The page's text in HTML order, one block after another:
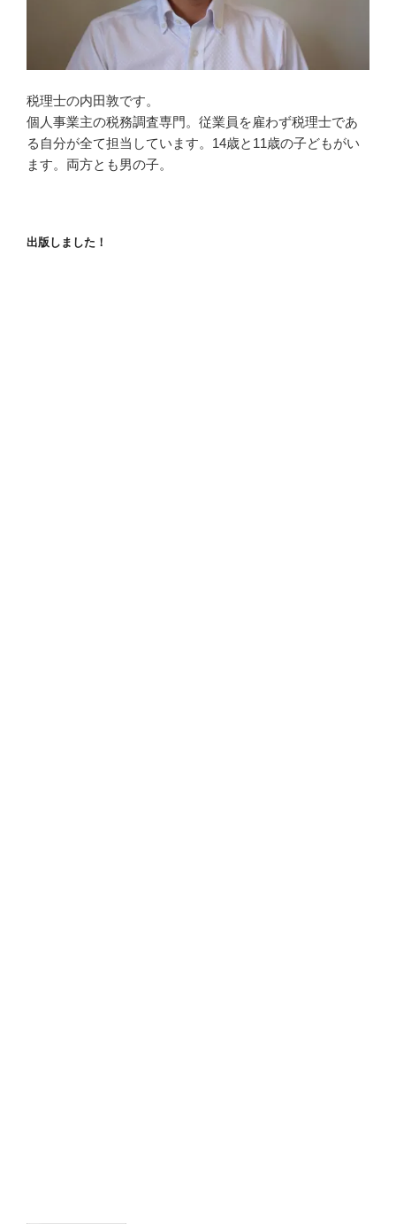
税理士の内田敦です。
個人事業主の税務調査専門。従業員を雇わず税理士であ
る自分が全て担当しています。14歳と11歳の子どもがい
ます。両方とも男の子。
出版しました！